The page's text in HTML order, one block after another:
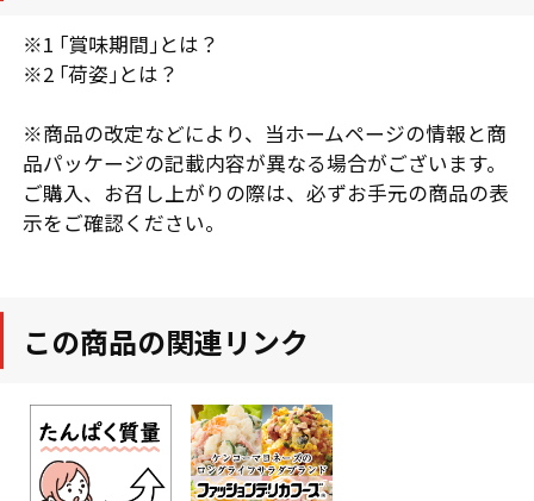
※1 ｢賞味期間｣とは？
※2 ｢荷姿｣とは？
※商品の改定などにより、当ホームページの情報と商
品パッケージの記載内容が異なる場合がございます。
ご購入、お召し上がりの際は、必ずお手元の商品の表
示をご確認ください。
この商品の関連リンク